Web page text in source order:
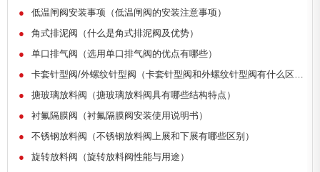
●
低温闸阀安装事项（低温闸阀的安装注意事项）
●
角式排泥阀（什么是角式排泥阀及优势）
●
单口排气阀（选用单口排气阀的优点有哪些）
●
卡套针型阀/外螺纹针型阀（卡套针型阀和外螺纹针型阀有什么区别）
●
搪玻璃放料阀（搪玻璃放料阀具有哪些结构特点）
●
衬氟隔膜阀（衬氟隔膜阀安装使用说明书）
●
不锈钢放料阀（不锈钢放料阀上展和下展有哪些区别）
●
旋转放料阀（旋转放料阀性能与用途）